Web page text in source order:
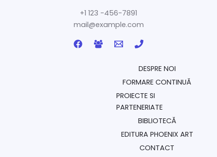
+1 123 -456-7891
mail@example.com
DESPRE NOI
FORMARE CONTINUĂ
PROIECTE SI
PARTENERIATE
BIBLIOTECĂ
EDITURA PHOENIX ART
CONTACT